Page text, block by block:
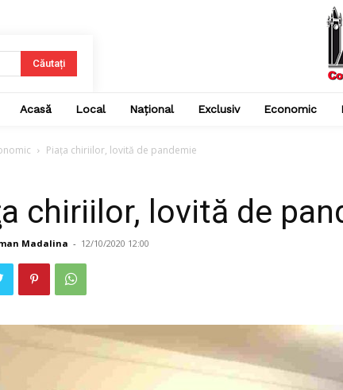
Căutați
Acasă Local Național Exclusiv Economic
Piaţa chiriilor, lovită de pandemie
chiriilor, lovită de
Madalina - 12/10/2020 12:00